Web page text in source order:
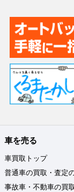
車を売る
車買取トップ
普通車の買取・査定
事故車・不動車の買